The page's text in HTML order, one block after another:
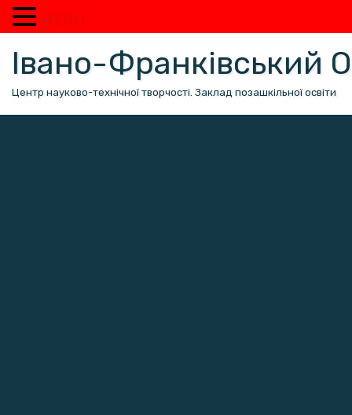
вмісту
Івано-Франківський
Центр науково-технічної творчості. Заклад позашкільної освіти
MENU